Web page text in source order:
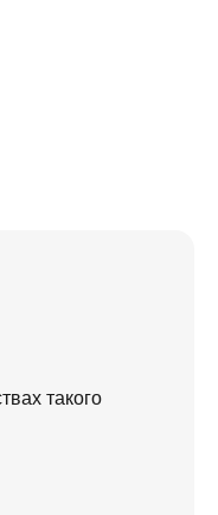
такого